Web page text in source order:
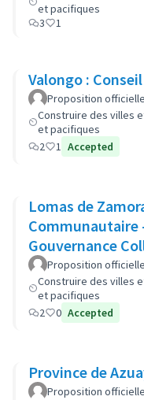
et pacifiques
3
1
Valongo :
Proposition officielle
Construire des villes
et pacifiques
2
1 Accepted
Lomas de
Communautaire
Gouvernance
Proposition officielle
Construire des villes
et pacifiques
2
0 Accepted
Province de
Proposition officielle